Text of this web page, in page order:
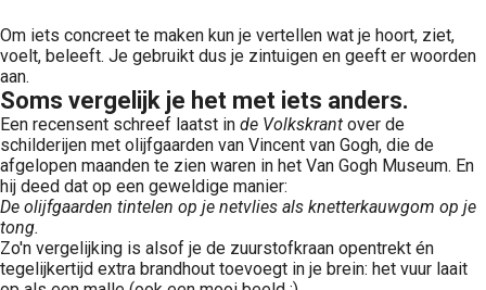
Om iets concreet te maken kun je vertellen wat je hoort, ziet,
voelt, beleeft. Je gebruikt dus je zintuigen en geeft er woorden
aan.
Soms vergelijk je het met iets anders.
Een recensent schreef laatst in de Volkskrant over de
schilderijen met olijfgaarden van Vincent van Gogh, die de
afgelopen maanden te zien waren in het Van Gogh Museum. En
hij deed dat op een geweldige manier:
De olijfgaarden tintelen op je netvlies als knetterkauwgom op je
tong.
Zo'n vergelijking is alsof je de zuurstofkraan opentrekt én
tegelijkertijd extra brandhout toevoegt in je brein: het vuur laait